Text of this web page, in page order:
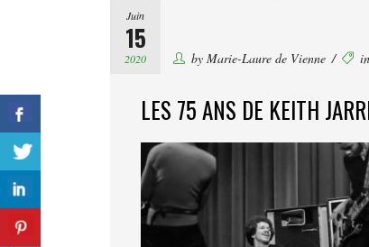
Juin
15
2020 by Marie-Laure de Vienne in
LES 75 ANS DE KEITH